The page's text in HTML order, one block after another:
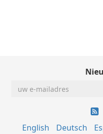
English Deutsch